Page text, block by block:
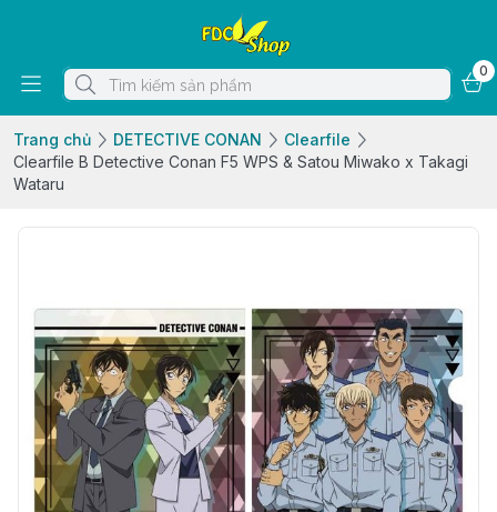
0
Trang chủ DETECTIVE CONAN
Clearfile
Clearfile B Detective Conan F5 WPS & Satou Miwako x Takagi
Wataru